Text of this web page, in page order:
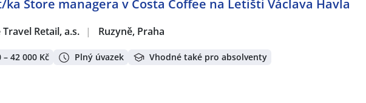
Store managera v Costa Coffee na Letišti Václava Havla
Retail, a.s. | Ruzyně, Praha
– 42 000 Kč Plný úvazek Vhodné také pro absolventy